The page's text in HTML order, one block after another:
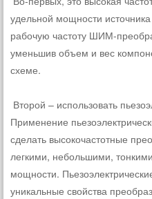
удельной мощности
рабочую частоту ШИМ-
уменьшив объем и вес
схеме.
Второй – использовать
Применение
сделать высокочастотные
легкими, небольшими,
мощности.
уникальные свойства